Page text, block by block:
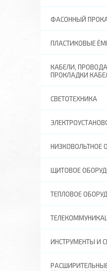
ФАСОННЫЙ
ПЛАСТИКОВЫЕ
КАБЕЛИ,
ПРОКЛАДКИ
СВЕТОТЕХНИКА
НИЗКОВОЛЬТНОЕ
ЩИТОВОЕ
ТЕПЛОВОЕ
ИНСТРУМЕНТЫ И